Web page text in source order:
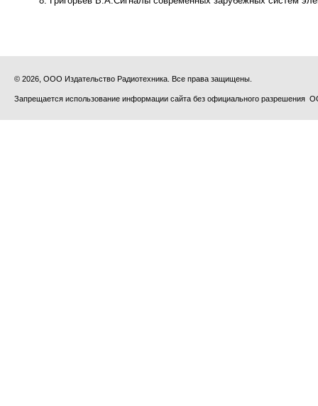
© 2026, ООО Издательство Радиотехника. Все права защищены.
Запрещается использование информации сайта без официального разрешения